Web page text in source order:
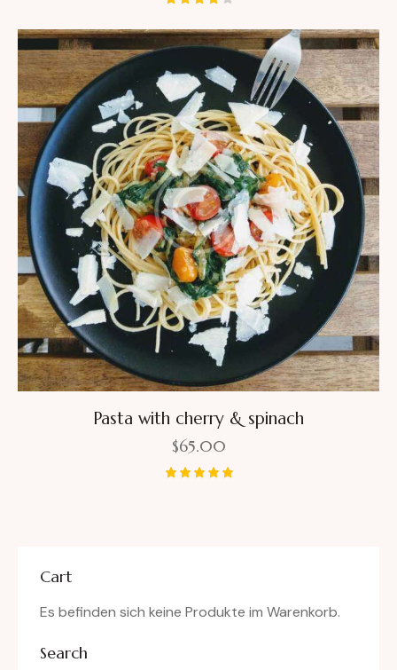
t mit
4.00
Pasta with cherry & spinach
$65.00
Cart
Es befinden sich keine Produkte im Warenkorb.
Search